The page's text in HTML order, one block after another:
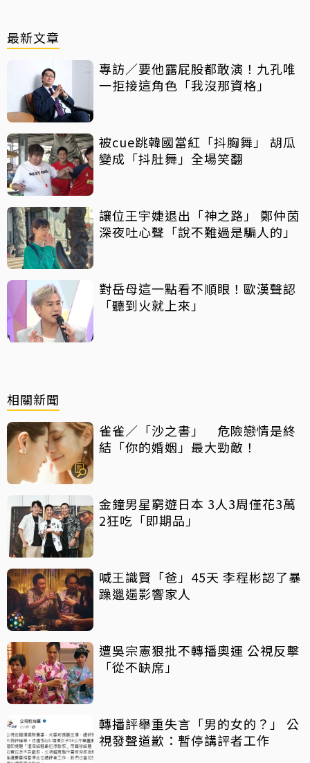
最新文章
專訪／要他露屁股都敢演！九孔唯
一拒接這角色「我沒那資格」
被cue跳韓國當紅「抖胸舞」 胡瓜
變成「抖肚舞」全場笑翻
讓位王宇婕退出「神之路」 鄭仲茵
深夜吐心聲「說不難過是騙人的」
對岳母這一點看不順眼！歐漢聲認
「聽到火就上來」
相關新聞
雀雀／「沙之書」 危險戀情是終
結「你的婚姻」最大勁敵！
金鐘男星窮遊日本 3人3周僅花3萬
2狂吃「即期品」
喊王識賢「爸」45天 李程彬認了暴
躁邋遢影響家人
遭吳宗憲狠批不轉播奧運 公視反擊
「從不缺席」
轉播評舉重失言「男的女的？」 公
視發聲道歉：暫停講評者工作